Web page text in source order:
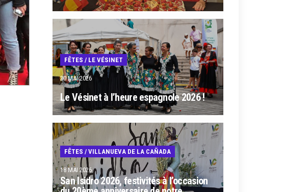
FÊTES / LE VÉSINET
30 MAI 2026
Le Vésinet à l’heure espagnole 2026 !
FÊTES /VILLANUEVA DE LA CAÑADA
18 MAI 2026
San Isidro 2026, festivités à l’occasion